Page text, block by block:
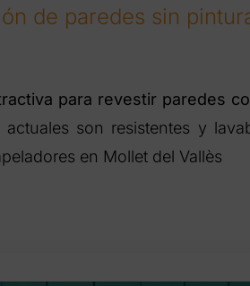
de paredes sin
para revestir paredes
son resistentes y
en Mollet del Vallès